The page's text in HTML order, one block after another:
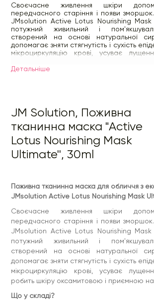
Своєчасне живлення шкіри
передчасного старіння і появи
JMsolution Active Lotus Nourishing Mask
потужний живильний і
створений на основі натуральної
допомагає зняти стягнутість і сухість
мікроциркуляцію крові, усуває
Що у складі?
походження, освіжає і тонізує.
Вітамінний комплекс зміцнює,
захисний шар на поверхні
Екстракт граната делікатно
клітини, освітлює шкіру, відбілює
цятки, допомагає очищати пори від
Гіалуронова кислота
піклуються про зволоження,
Аскорбінова кислота захищає
випромінювання, нейтралізує дію
Соняшникова олія пом'якшує і
шкіри.
Спосіб застосування:накладіть
очищену й тонізовану шкіру
навколо очей і губ. Залиште на 15-
акуратно зніміть маску і легкими
розподіліть залишки есенції по шкірі до
Характеристики
Детальнiше
JM Solution, Поживна
тканинна маска "Active
Lotus Nourishing Mask
Ultimate'', 30ml
Поживна тканинна маска для обличчя з
JMsolution Active Lotus Nourishing Mask
Своєчасне живлення шкіри
передчасного старіння і появи
JMsolution Active Lotus Nourishing Mask
потужний живильний і
створений на основі натуральної
допомагає зняти стягнутість і сухість
мікроциркуляцію крові, усуває
робить шкіру оксамитовою і приємною
Що у складі?